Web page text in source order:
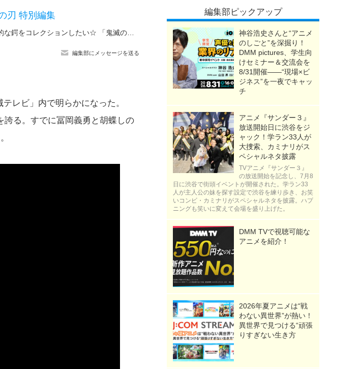
刃 特別編集
編集部にメッセージを送る
レビ」内で明らかになった。
誇る。すでに冨岡義勇と胡蝶しの
編集部ピックアップ
神谷浩史さんと“アニメ
のしごと”を深掘り！
DMM pictures、学生向
けセミナー＆交流会を
8/31開催――“現場×ビ
ジネス”を一夜でキャッ
チ
アニメ『サンダー３』
放送開始日に渋谷をジ
ャック！学ラン33人が
大捜索、カミナリがス
ペシャルネタ披露
TVアニメ『サンダー３』
の放送開始を記念し、7月8
日に渋谷で街頭イベントが開催された。学ラン33
人が主人公の妹を探す設定で渋谷を練り歩き、お笑
いコンビ・カミナリがスペシャルネタを披露。ハプ
ニングも笑いに変えて会場を盛り上げた。
DMM TVで視聴可能な
アニメを紹介！
2026年夏アニメは“戦
わない異世界”が熱い！
異世界で見つける“頑張
りすぎない生き方